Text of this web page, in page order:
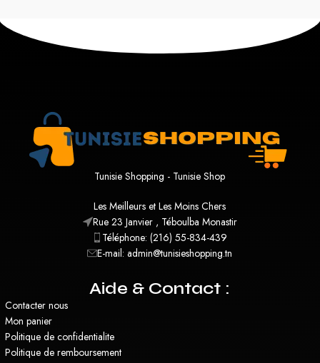
Tunisie Shopping - Tunisie Shop
Les Meilleurs et Les Moins Chers
Rue 23 Janvier , Téboulba Monastir
Téléphone: (216) 55-834-439
E-mail: admin@tunisieshopping.tn
Aide & Contact :
Contacter nous
Mon panier
Politique de confidentialite
Politique de remboursement